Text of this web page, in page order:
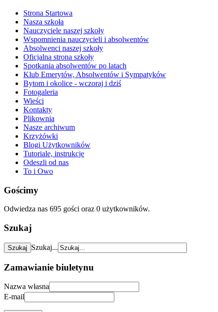
Strona Startowa
Nasza szkoła
Nauczyciele naszej szkoły
Wspomnienia nauczycieli i absolwentów
Absolwenci naszej szkoły
Oficjalna strona szkoły
Spotkania absolwentów po latach
Klub Emerytów, Absolwentów i Sympatyków
Bytom i okolice - wczoraj i dziś
Fotogaleria
Wieści
Kontakty
Plikownia
Nasze archiwum
Krzyżówki
Blogi Użytkowników
Tutoriale, instrukcje
Odeszli od nas
To i Owo
Gościmy
Odwiedza nas 695 gości oraz 0 użytkowników.
Szukaj
Szukaj...
Zamawianie biuletynu
Nazwa własna
E-mail